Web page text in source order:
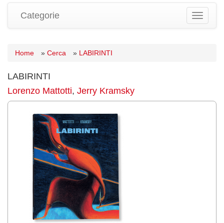
Toggle
Categorie
Home » Cerca » LABIRINTI
LABIRINTI
Lorenzo Mattotti, Jerry Kramsky